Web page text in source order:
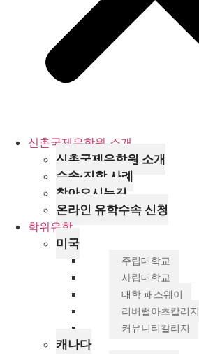
신촌국제유학원 소개
신촌국제유학원 소개
수속·진학 사례
찾아오시는길
온라인 유학수속 신청
학위유학
미국
주립대학교
사립대학교
대학 패스웨이
리버럴아츠칼리지
커뮤니티칼리지
캐나다